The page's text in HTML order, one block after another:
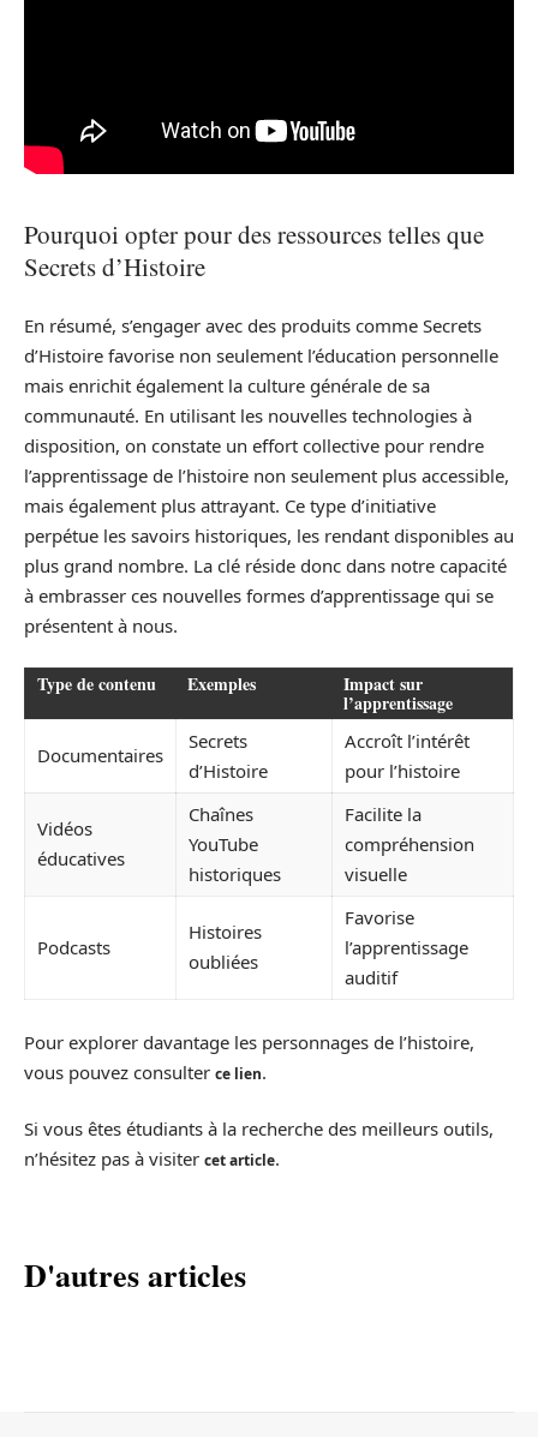
Pourquoi opter pour des ressources telles que
Secrets d’Histoire
En résumé, s’engager avec des produits comme Secrets
d’Histoire favorise non seulement l’éducation personnelle
mais enrichit également la culture générale de sa
communauté. En utilisant les nouvelles technologies à
disposition, on constate un effort collective pour rendre
l’apprentissage de l’histoire non seulement plus accessible,
mais également plus attrayant. Ce type d’initiative
perpétue les savoirs historiques, les rendant disponibles au
plus grand nombre. La clé réside donc dans notre capacité
à embrasser ces nouvelles formes d’apprentissage qui se
présentent à nous.
Type de contenu Exemples Impact sur
l’apprentissage
Documentaires
Secrets
d’Histoire
Accroît l’intérêt
pour l’histoire
Vidéos
éducatives
Chaînes
YouTube
historiques
Facilite la
compréhension
visuelle
Podcasts
Histoires
oubliées
Favorise
l’apprentissage
auditif
Pour explorer davantage les personnages de l’histoire,
vous pouvez consulter ce lien.
Si vous êtes étudiants à la recherche des meilleurs outils,
n’hésitez pas à visiter cet article.
D'autres articles